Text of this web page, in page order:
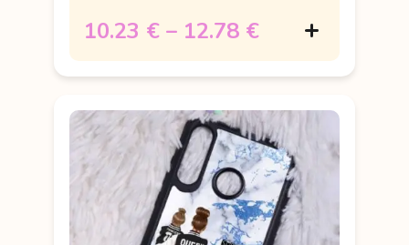
10.23 € – 12.78 €